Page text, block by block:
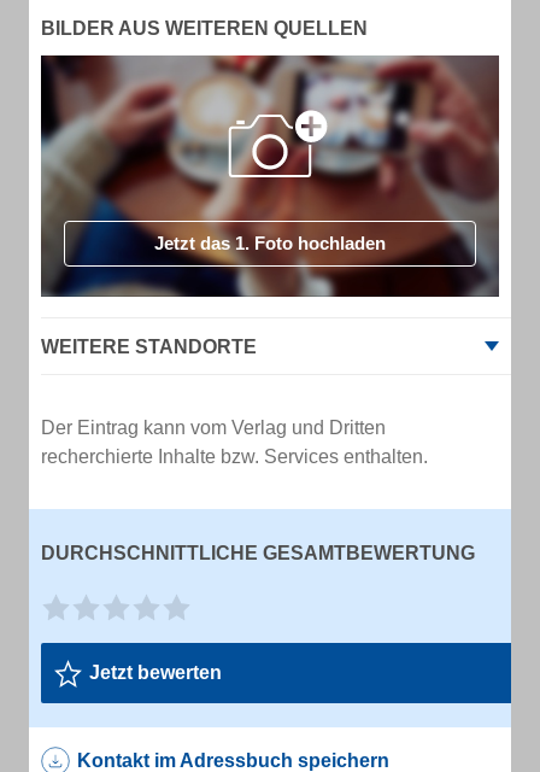
BILDER AUS WEITEREN QUELLEN
Jetzt das 1. Foto hochladen
WEITERE STANDORTE
Der Eintrag kann vom Verlag und Dritten
recherchierte Inhalte bzw. Services enthalten.
DURCHSCHNITTLICHE GESAMTBEWERTUNG
Jetzt bewerten
Kontakt im Adressbuch speichern